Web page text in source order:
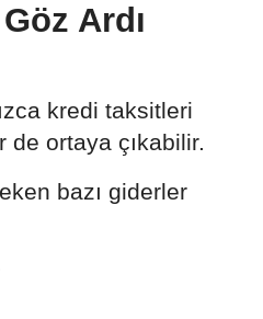
Ardı
kredi taksitleri
de ortaya çıkabilir.
bazı giderler